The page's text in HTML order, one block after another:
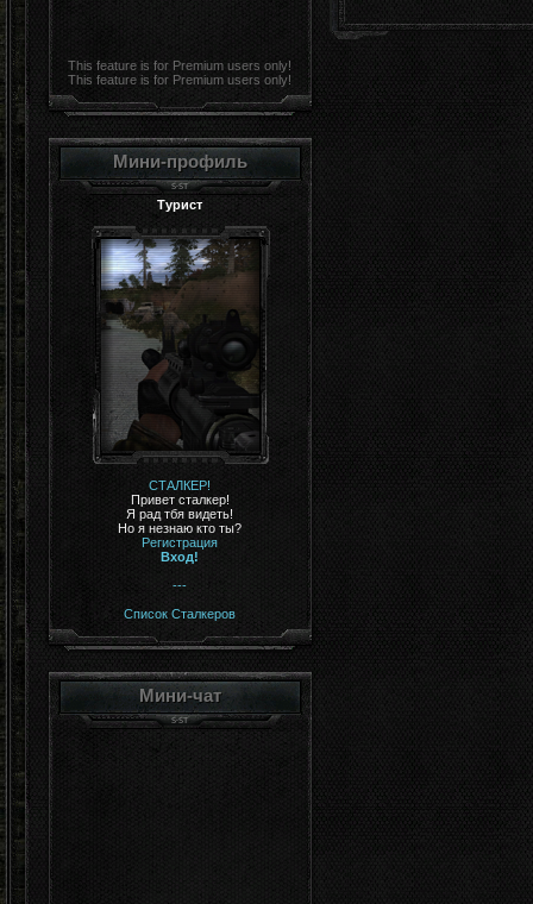
This feature is for Premium users only!
This feature is for Premium users only!
Мини-профиль
Турист
СТАЛКЕР!
Привет сталкер!
Я рад тбя видеть!
Но я незнаю кто ты?
Регистрация
Вход!
---
Список Сталкеров
Мини-чат